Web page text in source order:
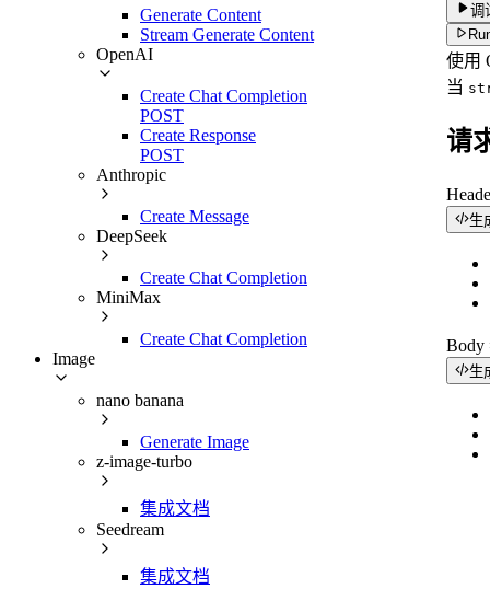
Generate Content
Stream Generate Content
OpenAI
Create Chat Completion
POST
Create Response
POST
Anthropic
Create Message
DeepSeek
Create Chat Completion
MiniMax
Create Chat Completion
Image
nano banana
Generate Image
z-image-turbo
集成文档
Seedream
集成文档
调
使用
当
请
生
Body
生